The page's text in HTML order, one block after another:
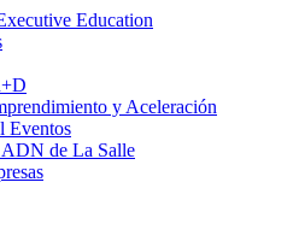
Education
y Aceleración
Eventos
de La Salle